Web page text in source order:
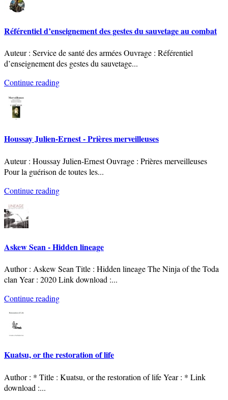
Référentiel d’enseignement des gestes du sauvetage au combat
Auteur : Service de santé des armées Ouvrage : Référentiel
d’enseignement des gestes du sauvetage...
Continue reading
Houssay Julien-Ernest - Prières merveilleuses
Auteur : Houssay Julien-Ernest Ouvrage : Prières merveilleuses
Pour la guérison de toutes les...
Continue reading
Askew Sean - Hidden lineage
Author : Askew Sean Title : Hidden lineage The Ninja of the Toda
clan Year : 2020 Link download :...
Continue reading
Kuatsu, or the restoration of life
Author : * Title : Kuatsu, or the restoration of life Year : * Link
download :...